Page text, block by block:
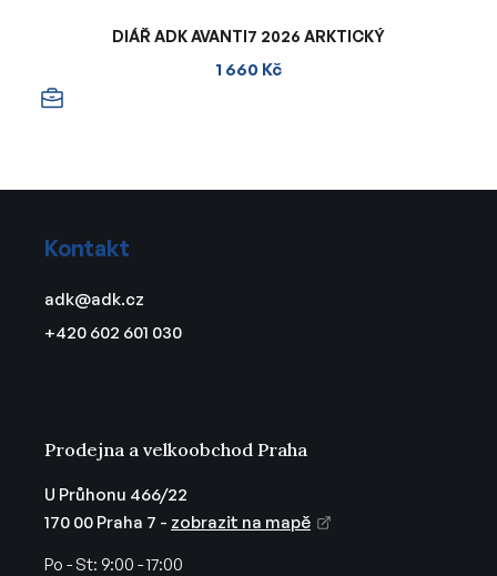
DIÁŘ ADK AVANTI7 2026 ARKTICKÝ
1 660 Kč
Kontakt
adk@adk.cz
+420 602 601 030
Prodejna a velkoobchod Praha
U Průhonu 466/22
170 00 Praha 7 - zobrazit na mapě
Po - St: 9:00 - 17:00